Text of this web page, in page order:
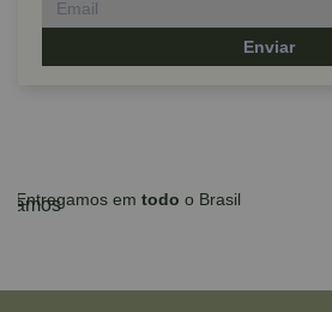
Enviar
para compras acima de R$590,00